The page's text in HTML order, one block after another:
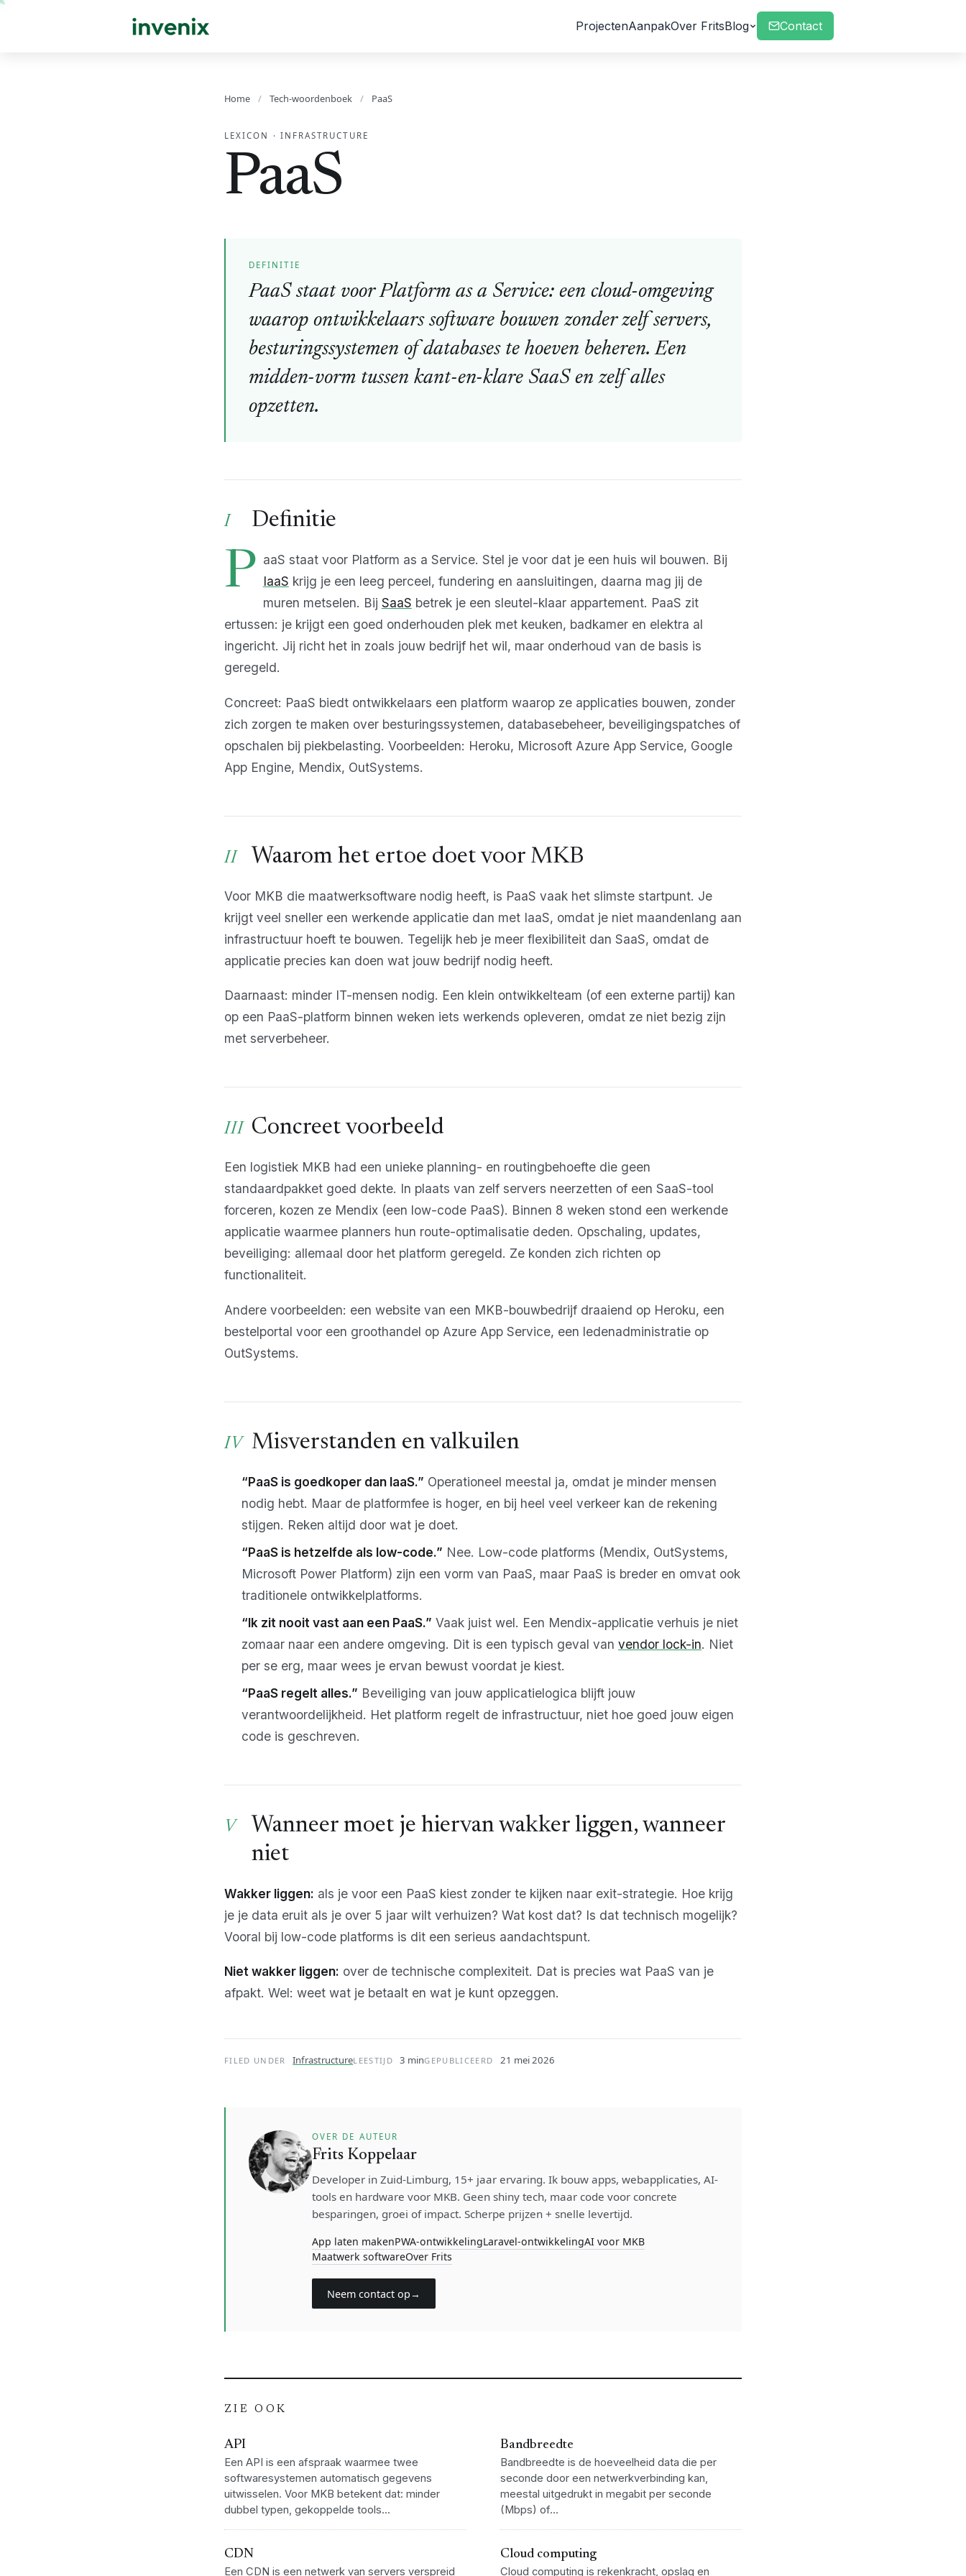
ProjectenAanpakOver FritsBlog Contact
Home / Tech-woordenboek / PaaS
LEXICON · INFRASTRUCTURE
PaaS
DEFINITIE
PaaS staat voor Platform as a Service: een cloud-omgeving
waarop ontwikkelaars software bouwen zonder zelf servers,
besturingssystemen of databases te hoeven beheren. Een
midden-vorm tussen kant-en-klare SaaS en zelf alles
opzetten.
Definitie
P aaS staat voor Platform as a Service. Stel je voor dat je een huis wil bouwen. Bij
IaaS krijg je een leeg perceel, fundering en aansluitingen, daarna mag jij de
muren metselen. Bij SaaS betrek je een sleutel-klaar appartement. PaaS zit
ertussen: je krijgt een goed onderhouden plek met keuken, badkamer en elektra al
ingericht. Jij richt het in zoals jouw bedrijf het wil, maar onderhoud van de basis is
geregeld.
Concreet: PaaS biedt ontwikkelaars een platform waarop ze applicaties bouwen, zonder
zich zorgen te maken over besturingssystemen, databasebeheer, beveiligingspatches of
opschalen bij piekbelasting. Voorbeelden: Heroku, Microsoft Azure App Service, Google
App Engine, Mendix, OutSystems.
Waarom het ertoe doet voor MKB
Voor MKB die maatwerksoftware nodig heeft, is PaaS vaak het slimste startpunt. Je
krijgt veel sneller een werkende applicatie dan met IaaS, omdat je niet maandenlang aan
infrastructuur hoeft te bouwen. Tegelijk heb je meer flexibiliteit dan SaaS, omdat de
applicatie precies kan doen wat jouw bedrijf nodig heeft.
Daarnaast: minder IT-mensen nodig. Een klein ontwikkelteam (of een externe partij) kan
op een PaaS-platform binnen weken iets werkends opleveren, omdat ze niet bezig zijn
met serverbeheer.
Concreet voorbeeld
Een logistiek MKB had een unieke planning- en routingbehoefte die geen
standaardpakket goed dekte. In plaats van zelf servers neerzetten of een SaaS-tool
forceren, kozen ze Mendix (een low-code PaaS). Binnen 8 weken stond een werkende
applicatie waarmee planners hun route-optimalisatie deden. Opschaling, updates,
beveiliging: allemaal door het platform geregeld. Ze konden zich richten op
functionaliteit.
Andere voorbeelden: een website van een MKB-bouwbedrijf draaiend op Heroku, een
bestelportal voor een groothandel op Azure App Service, een ledenadministratie op
OutSystems.
Misverstanden en valkuilen
“PaaS is goedkoper dan IaaS.” Operationeel meestal ja, omdat je minder mensen
nodig hebt. Maar de platformfee is hoger, en bij heel veel verkeer kan de rekening
stijgen. Reken altijd door wat je doet.
“PaaS is hetzelfde als low-code.” Nee. Low-code platforms (Mendix, OutSystems,
Microsoft Power Platform) zijn een vorm van PaaS, maar PaaS is breder en omvat ook
traditionele ontwikkelplatforms.
“Ik zit nooit vast aan een PaaS.” Vaak juist wel. Een Mendix-applicatie verhuis je niet
zomaar naar een andere omgeving. Dit is een typisch geval van vendor lock-in. Niet
per se erg, maar wees je ervan bewust voordat je kiest.
“PaaS regelt alles.” Beveiliging van jouw applicatielogica blijft jouw
verantwoordelijkheid. Het platform regelt de infrastructuur, niet hoe goed jouw eigen
code is geschreven.
Wanneer moet je hiervan wakker liggen, wanneer
niet
Wakker liggen: als je voor een PaaS kiest zonder te kijken naar exit-strategie. Hoe krijg
je je data eruit als je over 5 jaar wilt verhuizen? Wat kost dat? Is dat technisch mogelijk?
Vooral bij low-code platforms is dit een serieus aandachtspunt.
Niet wakker liggen: over de technische complexiteit. Dat is precies wat PaaS van je
afpakt. Wel: weet wat je betaalt en wat je kunt opzeggen.
FILED UNDER InfrastructureLEESTIJD 3 minGEPUBLICEERD 21 mei 2026
OVER DE AUTEUR
Frits Koppelaar
Developer in Zuid-Limburg, 15+ jaar ervaring. Ik bouw apps, webapplicaties, AI-
tools en hardware voor MKB. Geen shiny tech, maar code voor concrete
besparingen, groei of impact. Scherpe prijzen + snelle levertijd.
App laten makenPWA-ontwikkelingLaravel-ontwikkelingAI voor MKB
Maatwerk softwareOver Frits
Neem contact op→
ZIE OOK
API
Een API is een afspraak waarmee twee
softwaresystemen automatisch gegevens
uitwisselen. Voor MKB betekent dat: minder
dubbel typen, gekoppelde tools...
Bandbreedte
Bandbreedte is de hoeveelheid data die per
seconde door een netwerkverbinding kan,
meestal uitgedrukt in megabit per seconde
(Mbps) of...
CDN
Een CDN is een netwerk van servers verspreid
Cloud computing
Cloud computing is rekenkracht, opslag en